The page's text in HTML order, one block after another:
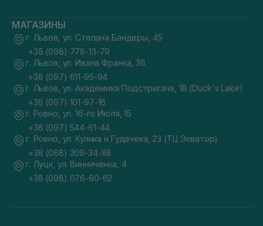
МАГАЗИНЫ
г. Львов, ул. Степана Бандеры, 45
+38 (098) 778-13-79
г. Львов, ул. Ивана Франка, 36
+38 (097) 611-95-94
г. Львов, ул. Академика Подстригача, 1В (Duck's Lake)
+38 (097) 101-97-16
г. Ровно, ул. 16-го Июля, 15
+38 (097) 544-61-44
г. Ровно, ул. Кулика и Гудачека, 23 (ТЦ Экватор)
+38 (068) 209-34-88
г. Луцк, ул. Винниченка, 4
+38 (098) 076-60-62